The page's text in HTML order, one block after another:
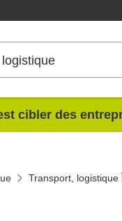
cibler des
Transport,